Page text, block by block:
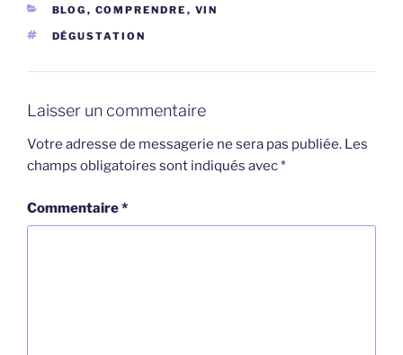
CATÉGORIES
BLOG , COMPRENDRE , VIN
ÉTIQUETTES
DÉGUSTATION
Laisser un commentaire
Votre adresse de messagerie ne sera pas publiée. Les
champs obligatoires sont indiqués avec*
Commentaire*